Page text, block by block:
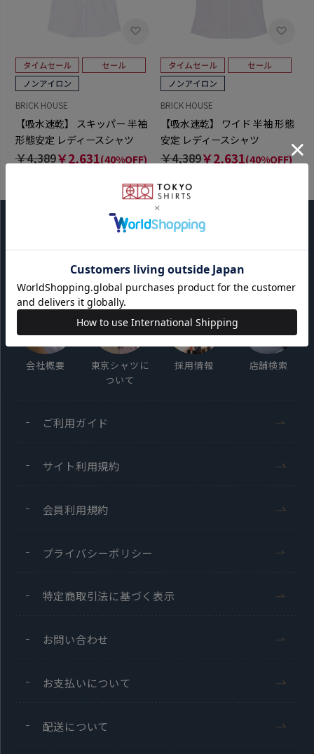
BRICK HOUSE
【吸水速乾】 スキッパー 半袖
形態安定 レディースシャツ
￥4,389￥2,631(40%OFF)
BRICK HOUSE
【吸水速乾】 ワイド 半袖 形態
安定 レディースシャツ
￥4,389￥2,631(40%OFF)
会社概要
東京シャツに
ついて
採用情報 店舗検索
ご利用ガイド
サイト利用規約
会員利用規約
プライバシーポリシー
特定商取引法に基づく表示
お問い合わせ
お支払いについて
配送について